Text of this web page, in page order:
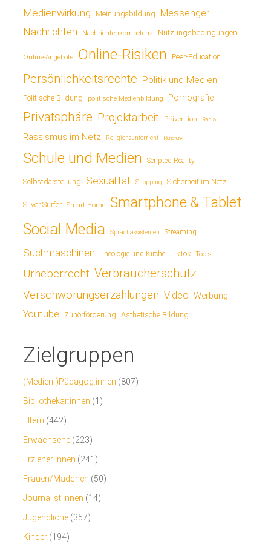
Medienwirkung Meinungsbildung Messenger
Nachrichten Nachrichtenkompetenz Nutzungsbedingungen
Online-Angebote Online-Risiken Peer-Education
Persönlichkeitsrechte Politik und Medien
Politische Bildung politische Medienbildung Pornografie
Privatsphäre Projektarbeit Prävention Radio
Rassismus im Netz Religionsunterricht Rundfunk
Schule und Medien Scripted Reality
Selbstdarstellung Sexualität Shopping Sicherheit im Netz
Silver Surfer Smart Home Smartphone & Tablet
Social Media Sprachassistenten Streaming
Suchmaschinen Theologie und Kirche TikTok Tools
Urheberrecht Verbraucherschutz
Verschwörungserzählungen Video Werbung
Youtube Zuhörförderung Ästhetische Bildung
Zielgruppen
(Medien-)Pädagog:innen (807)
Bibliothekar:innen (1)
Eltern (442)
Erwachsene (223)
Erzieher:innen (241)
Frauen/Mädchen (50)
Journalist:innen (14)
Jugendliche (357)
Kinder (194)